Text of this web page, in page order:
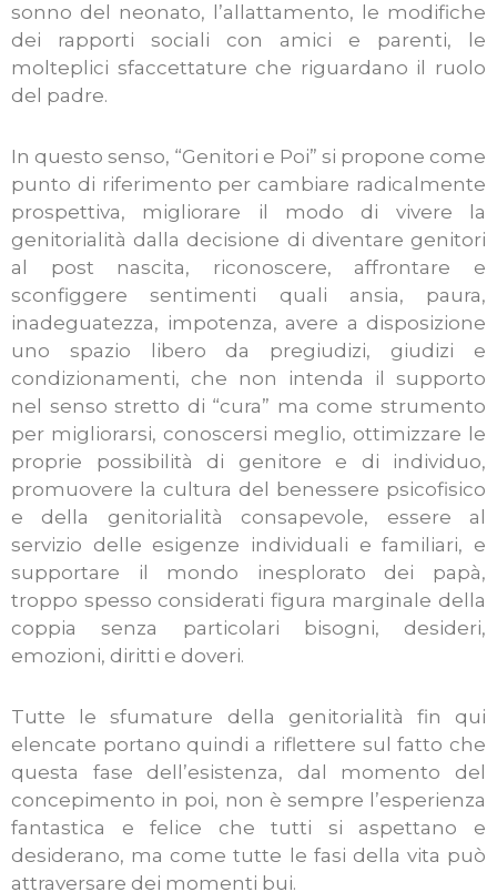
sonno del neonato, l’allattamento, le modifiche
dei rapporti sociali con amici e parenti, le
molteplici sfaccettature che riguardano il ruolo
del padre.
In questo senso, “Genitori e Poi” si propone come
punto di riferimento per cambiare radicalmente
prospettiva, migliorare il modo di vivere la
genitorialità dalla decisione di diventare genitori
al post nascita, riconoscere, affrontare e
sconfiggere sentimenti quali ansia, paura,
inadeguatezza, impotenza, avere a disposizione
uno spazio libero da pregiudizi, giudizi e
condizionamenti, che non intenda il supporto
nel senso stretto di “cura” ma come strumento
per migliorarsi, conoscersi meglio, ottimizzare le
proprie possibilità di genitore e di individuo,
promuovere la cultura del benessere psicofisico
e della genitorialità consapevole, essere al
servizio delle esigenze individuali e familiari, e
supportare il mondo inesplorato dei papà,
troppo spesso considerati figura marginale della
coppia senza particolari bisogni, desideri,
emozioni, diritti e doveri.
Tutte le sfumature della genitorialità fin qui
elencate portano quindi a riflettere sul fatto che
questa fase dell’esistenza, dal momento del
concepimento in poi, non è sempre l’esperienza
fantastica e felice che tutti si aspettano e
desiderano, ma come tutte le fasi della vita può
attraversare dei momenti bui.